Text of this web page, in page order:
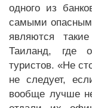
одного из
самыми
являются
Таиланд, где
туристов. «Не
не следует,
вообще лучше